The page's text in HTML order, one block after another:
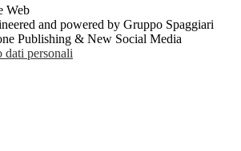
and powered by Gruppo Spaggiari
Publishing & New Social Media
dati personali